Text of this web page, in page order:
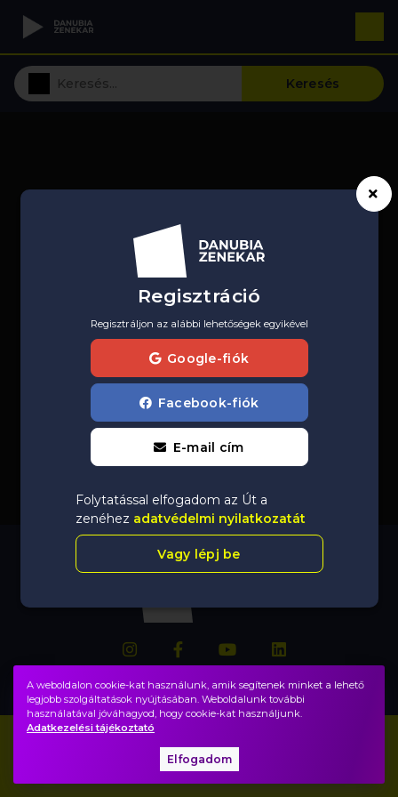
Keresés
Regisztráció
Regisztráljon az alábbi lehetőségek egyikével
Google-fiók
Facebook-fiók
E-mail cím
Folytatással elfogadom az Út a
zenéhez adatvédelmi nyilatkozatát
Vagy lépj be
A weboldalon cookie-kat használunk, amik segítenek minket a lehető
legjobb szolgáltatások nyújtásában. Weboldalunk további
használatával jóváhagyod, hogy cookie-kat használjunk.
Adatkezelési tájékoztató
Elfogadom
Impresszum
Adatvédelem, ÁSZF